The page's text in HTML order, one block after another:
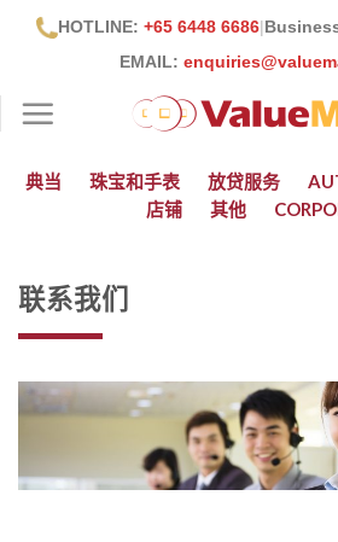
HOTLINE: +65 6448 6686|
EMAIL:
典当 珠宝和手表 放贷服务
店铺
其他
联系我们